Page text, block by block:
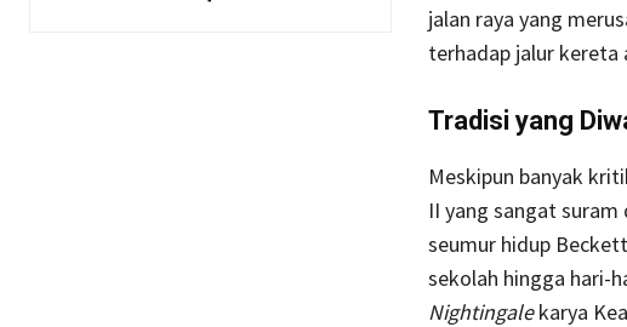
jalan raya yang
terhadap jalur kereta
Tradisi yang
Meskipun banyak
II yang sangat
seumur hidup
sekolah hingga hari-
Nightingalekarya